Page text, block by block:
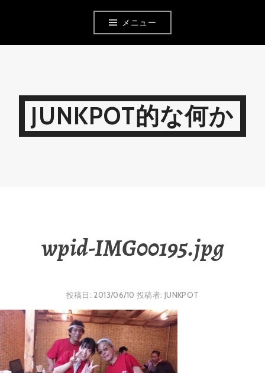
メニュー
JUNKPOT的な何か
wpid-IMG00195.jpg
投稿日: 2013/06/10 投稿者: JUNKPOT